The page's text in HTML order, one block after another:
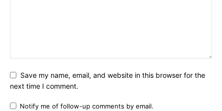
Save my name, email, and website in this browser for the
next time I comment.
Notify me of follow-up comments by email.